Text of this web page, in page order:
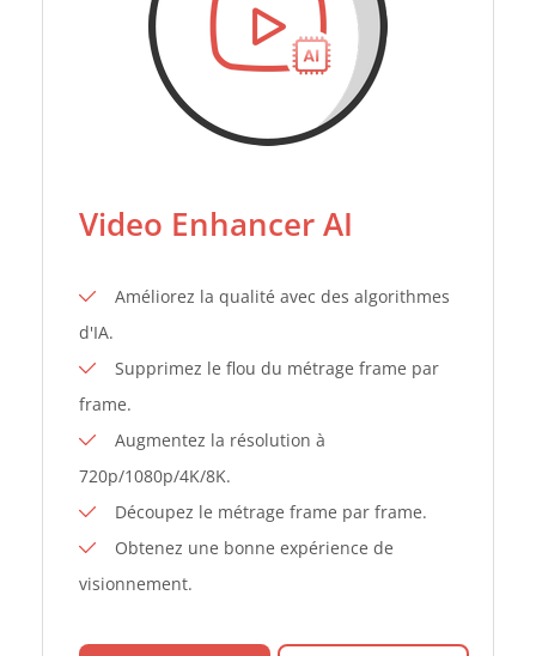
Video Enhancer AI
Améliorez la qualité avec des algorithmes
d'IA.
Supprimez le flou du métrage frame par
frame.
Augmentez la résolution à
720p/1080p/4K/8K.
Découpez le métrage frame par frame.
Obtenez une bonne expérience de
visionnement.